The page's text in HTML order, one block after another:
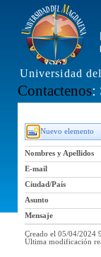
Universidad
Contactenos:
Nuevo elemento
Nombres y Apellidos
E-mail
Ciudad/País
Asunto
Mensaje
Creado el 05/04/2024
Última modificación